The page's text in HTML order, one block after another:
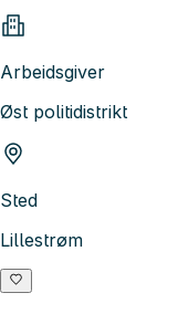
Arbeidsgiver
Øst politidistrikt
Sted
Lillestrøm